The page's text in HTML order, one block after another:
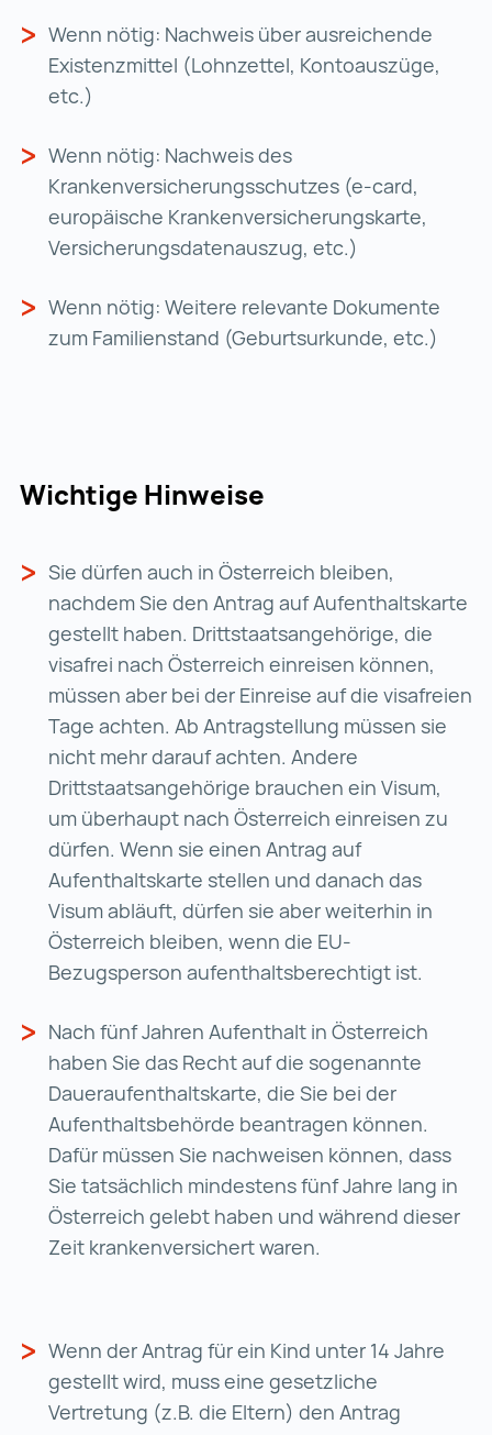
Wenn nötig: Nachweis über ausreichende
Existenzmittel (Lohnzettel, Kontoauszüge,
etc.)
Wenn nötig: Nachweis des
Krankenversicherungsschutzes (e-card,
europäische Krankenversicherungskarte,
Versicherungsdatenauszug, etc.)
Wenn nötig: Weitere relevante Dokumente
zum Familienstand (Geburtsurkunde, etc.)
Wichtige Hinweise
Sie dürfen auch in Österreich bleiben,
nachdem Sie den Antrag auf Aufenthaltskarte
gestellt haben. Drittstaatsangehörige, die
visafrei nach Österreich einreisen können,
müssen aber bei der Einreise auf die visafreien
Tage achten. Ab Antragstellung müssen sie
nicht mehr darauf achten. Andere
Drittstaatsangehörige brauchen ein Visum,
um überhaupt nach Österreich einreisen zu
dürfen. Wenn sie einen Antrag auf
Aufenthaltskarte stellen und danach das
Visum abläuft, dürfen sie aber weiterhin in
Österreich bleiben, wenn die EU-
Bezugsperson aufenthaltsberechtigt ist.
Nach fünf Jahren Aufenthalt in Österreich
haben Sie das Recht auf die sogenannte
Daueraufenthaltskarte, die Sie bei der
Aufenthaltsbehörde beantragen können.
Dafür müssen Sie nachweisen können, dass
Sie tatsächlich mindestens fünf Jahre lang in
Österreich gelebt haben und während dieser
Zeit krankenversichert waren.
Wenn der Antrag für ein Kind unter 14 Jahre
gestellt wird, muss eine gesetzliche
Vertretung (z.B. die Eltern) den Antrag